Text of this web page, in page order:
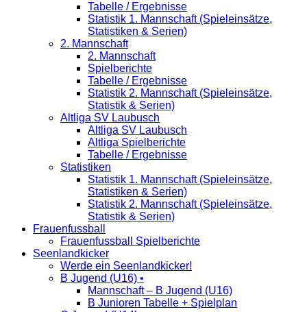
Tabelle / Ergebnisse
Statistik 1. Mannschaft (Spieleinsätze,
Statistiken & Serien)
2. Mannschaft
2. Mannschaft
Spielberichte
Tabelle / Ergebnisse
Statistik 2. Mannschaft (Spieleinsätze,
Statistik & Serien)
Altliga SV Laubusch
Altliga SV Laubusch
Altliga Spielberichte
Tabelle / Ergebnisse
Statistiken
Statistik 1. Mannschaft (Spieleinsätze,
Statistiken & Serien)
Statistik 2. Mannschaft (Spieleinsätze,
Statistik & Serien)
Frauenfussball
Frauenfussball Spielberichte
Seenlandkicker
Werde ein Seenlandkicker!
B Jugend (U16) •
Mannschaft – B Jugend (U16)
B Junioren Tabelle + Spielplan